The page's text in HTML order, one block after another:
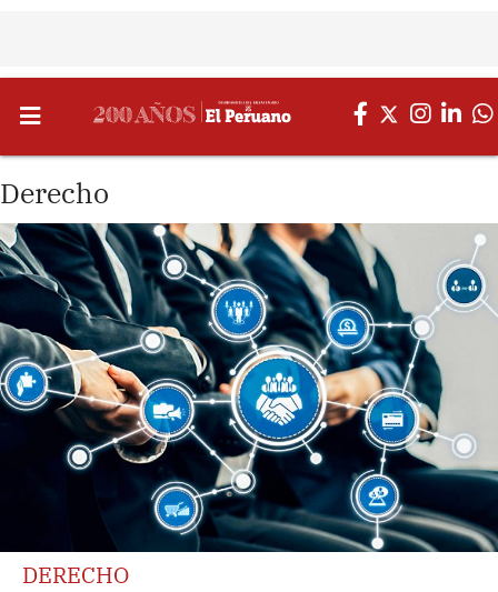
Derecho
DERECHO